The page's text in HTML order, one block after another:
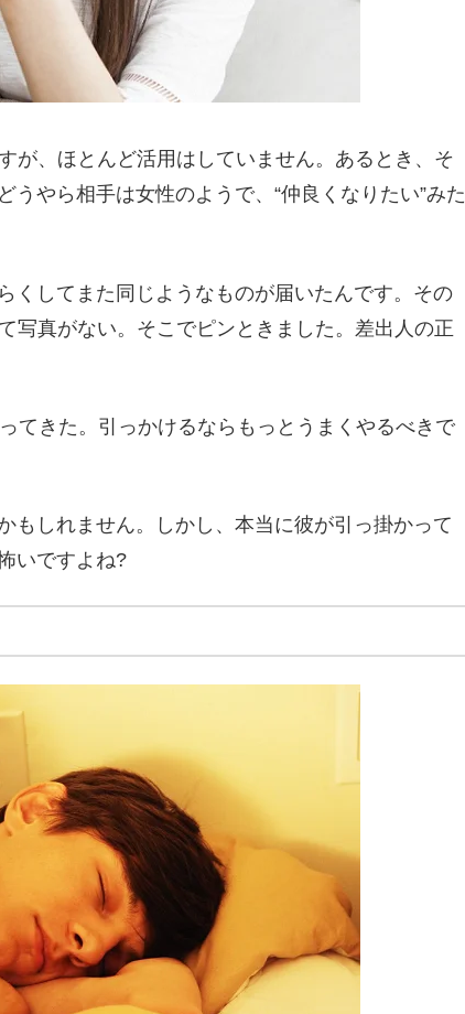
が、ほとんど活用はしていません。あるとき、そ
うやら相手は女性のようで、“仲良くなりたい”みた
くしてまた同じようなものが届いたんです。その
写真がない。そこでピンときました。差出人の正
てきた。引っかけるならもっとうまくやるべきで
もしれません。しかし、本当に彼が引っ掛かって
いですよね?